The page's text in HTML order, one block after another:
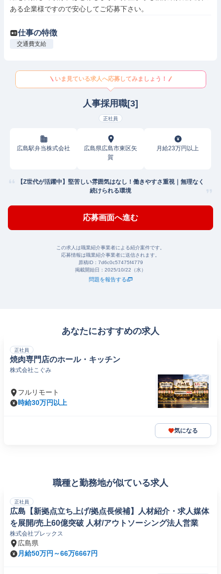
ある企業様ですので安心してご応募下さい。
仕事の特徴
交通費支給
いま見ている求人へ応募してみましょう！
人事採用職[3]
正社員
広島駅弁当株式会社
広島県広島市東区矢
賀
月給23万円以上
【Z世代が活躍中】堅苦しい雰囲気はなし！働きやすさ重視｜無理なく
続けられる環境
応募画面へ進む
この求人は職業紹介事業者による紹介案件です。
応募情報は職業紹介事業者に送信されます。
原稿ID： 7d6c0c57475f4779
掲載開始日： 2025/10/22（水）
問題を報告する
あなたにおすすめの求人
正社員
焼肉専門店のホール・キッチン
株式会社こぐみ
フルリモート
時給30万円以上
気になる
職種と勤務地が似ている求人
正社員
広島【新拠点立ち上げ/拠点長候補】人材紹介・求人媒体
を展開/売上60億突破 人材/アウトソーシング法人営業
株式会社プレックス
広島県
月給50万円～66万6667円